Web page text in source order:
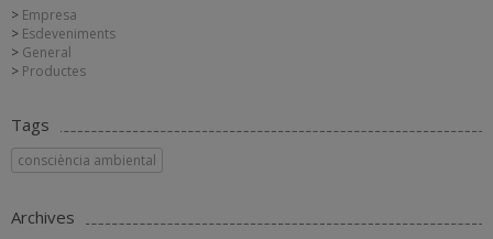
Empresa
Esdeveniments
General
Productes
Tags
consciència ambiental
Archives